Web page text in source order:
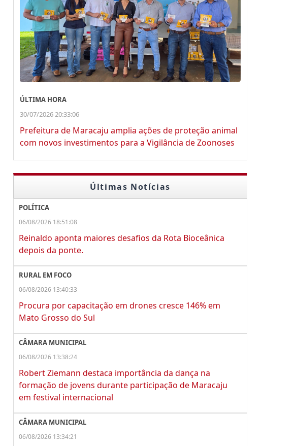
ÚLTIMA HORA
30/07/2026 20:33:06
Prefeitura de Maracaju amplia ações de proteção animal
com novos investimentos para a Vigilância de Zoonoses
Últimas Notícias
POLÍTICA
06/08/2026 18:51:08
Reinaldo aponta maiores desafios da Rota Bioceânica
depois da ponte.
RURAL EM FOCO
06/08/2026 13:40:33
Procura por capacitação em drones cresce 146% em
Mato Grosso do Sul
CÂMARA MUNICIPAL
06/08/2026 13:38:24
Robert Ziemann destaca importância da dança na
formação de jovens durante participação de Maracaju
em festival internacional
CÂMARA MUNICIPAL
06/08/2026 13:34:21